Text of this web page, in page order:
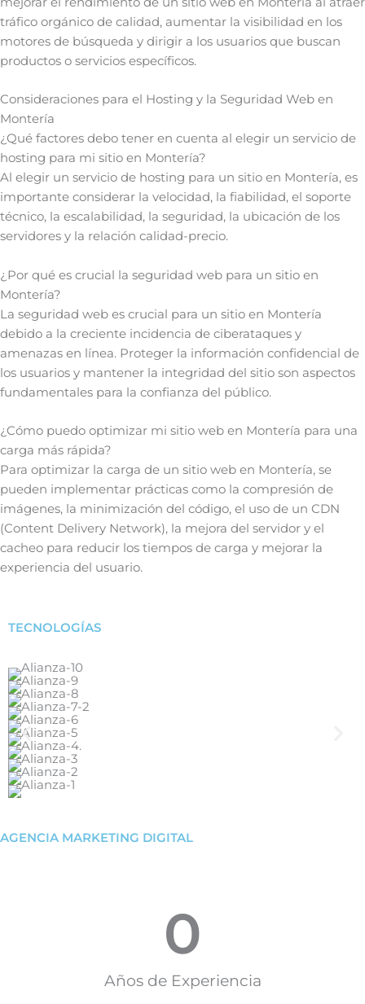
tráfico orgánico de calidad, aumentar la visibilidad en los
motores de búsqueda y dirigir a los usuarios que buscan
productos o servicios específicos.
Consideraciones para el Hosting y la Seguridad Web en
Montería
¿Qué factores debo tener en cuenta al elegir un servicio de
hosting para mi sitio en Montería?
Al elegir un servicio de hosting para un sitio en Montería, es
importante considerar la velocidad, la fiabilidad, el soporte
técnico, la escalabilidad, la seguridad, la ubicación de los
servidores y la relación calidad-precio.
¿Por qué es crucial la seguridad web para un sitio en
Montería?
La seguridad web es crucial para un sitio en Montería
debido a la creciente incidencia de ciberataques y
amenazas en línea. Proteger la información confidencial de
los usuarios y mantener la integridad del sitio son aspectos
fundamentales para la confianza del público.
¿Cómo puedo optimizar mi sitio web en Montería para una
carga más rápida?
Para optimizar la carga de un sitio web en Montería, se
pueden implementar prácticas como la compresión de
imágenes, la minimización del código, el uso de un CDN
(Content Delivery Network), la mejora del servidor y el
cacheo para reducir los tiempos de carga y mejorar la
experiencia del usuario.
TECNOLOGÍAS
AGENCIA MARKETING DIGITAL
Años de Experiencia
0